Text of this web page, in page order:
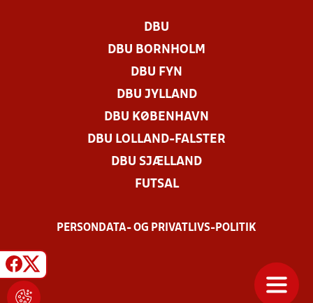
DBU
DBU BORNHOLM
DBU FYN
DBU JYLLAND
DBU KØBENHAVN
DBU LOLLAND-FALSTER
DBU SJÆLLAND
FUTSAL
PERSONDATA- OG PRIVATLIVS-POLITIK